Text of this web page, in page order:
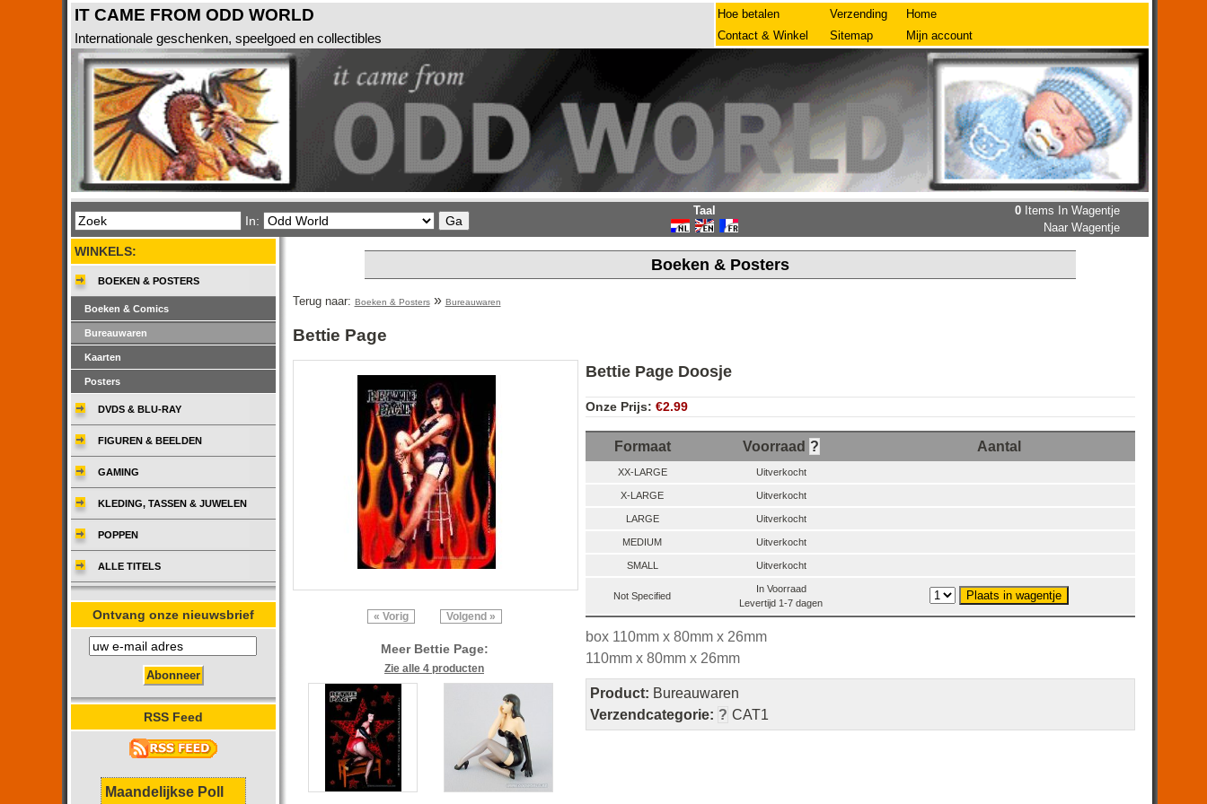
IT CAME FROM ODD WORLD
Internationale geschenken, speelgoed en collectibles
Hoe betalen
Contact & Winkel
Verzending
Sitemap
Home
Mijn account
In:
Taal 0Items In Wagentje
Naar Wagentje
Boeken & Posters
Terug naar: Boeken & Posters» Bureauwaren
Bettie Page
« Vorig Volgend »
Meer Bettie Page:
Zie alle 4 producten
Bettie Page Doosje
Onze Prijs: €2.99
Formaat Voorraad ? Aantal
XX-LARGE Uitverkocht
X-LARGE Uitverkocht
LARGE Uitverkocht
MEDIUM Uitverkocht
SMALL Uitverkocht
Not Specified
In Voorraad
Levertijd 1-7 dagen
box 110mm x 80mm x 26mm
110mm x 80mm x 26mm
Product: Bureauwaren
Verzendcategorie: ? CAT1
WINKELS:
BOEKEN & POSTERS
Boeken & Comics
Bureauwaren
Kaarten
Posters
DVDS & BLU-RAY
FIGUREN & BEELDEN
GAMING
KLEDING, TASSEN & JUWELEN
POPPEN
ALLE TITELS
Ontvang onze nieuwsbrief
RSS Feed
Maandelijkse Poll